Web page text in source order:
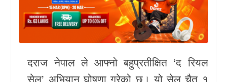
समाचार
सूचना
प्रविधि
दराज नेपालले आफ्नो बहुप्रतीक्षित ‘द रियल
सेल’ अभियान घोषणा गरेको छ। यो सेल चैत १